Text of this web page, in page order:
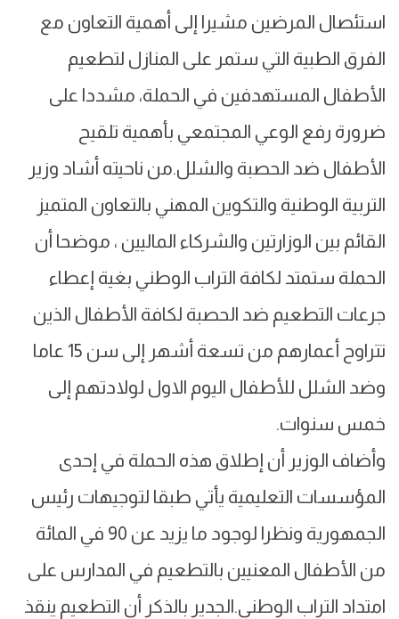
استئصال المرضين مشيرا إلى أهمية التعاون مع
الفرق الطبية التي ستمر على المنازل لتطعيم
الأطفال المستهدفين في الحملة، مشددا على
ضرورة رفع الوعي المجتمعي بأهمية تلقيح
الأطفال ضد الحصبة والشلل.من ناحيته أشاد وزير
التربية الوطنية والتكوين المهني بالتعاون المتميز
القائم بين الوزارتين والشركاء الماليين ، موضحا أن
الحملة ستمتد لكافة التراب الوطني بغية إعطاء
جرعات التطعيم ضد الحصبة لكافة الأطفال الذين
تتراوح أعمارهم من تسعة أشهر إلى سن 15 عاما
وضد الشلل للأطفال اليوم الاول لولادتهم إلى
خمس سنوات.
وأضاف الوزير أن إطلاق هذه الحملة في إحدى
المؤسسات التعليمية يأتي طبقا لتوجيهات رئيس
الجمهورية ونظرا لوجود ما يزيد عن 90 في المائة
من الأطفال المعنيين بالتطعيم في المدارس على
امتداد التراب الوطني.الجدير بالذكر أن التطعيم ينقذ